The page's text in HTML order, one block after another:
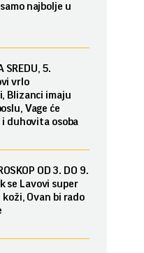
najbolje u
SREDU, 5.
vrlo
Blizanci imaju
Vage će
duhovita osoba
OD 3. DO 9.
se Lavovi super
koži, Ovan bi rado